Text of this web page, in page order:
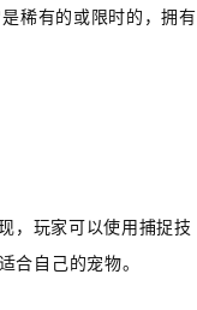
稀有的或限时的，拥有
，玩家可以使用捕捉技
合自己的宠物。